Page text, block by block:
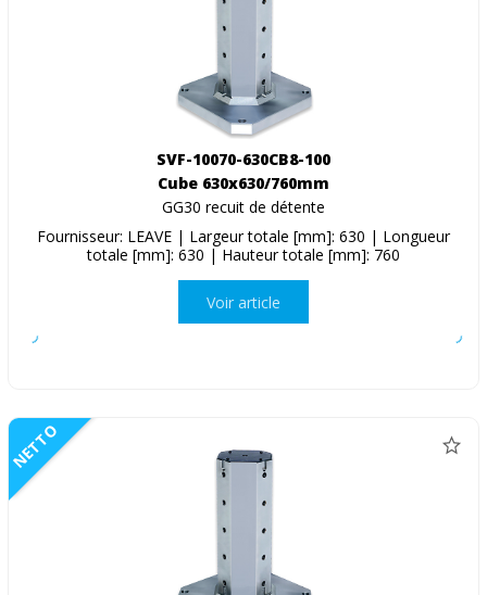
SVF-10070-630CB8-100
Cube 630x630/760mm
GG30 recuit de détente
Fournisseur: LEAVE | Largeur totale [mm]: 630 | Longueur
totale [mm]: 630 | Hauteur totale [mm]: 760
Voir article
NETTO